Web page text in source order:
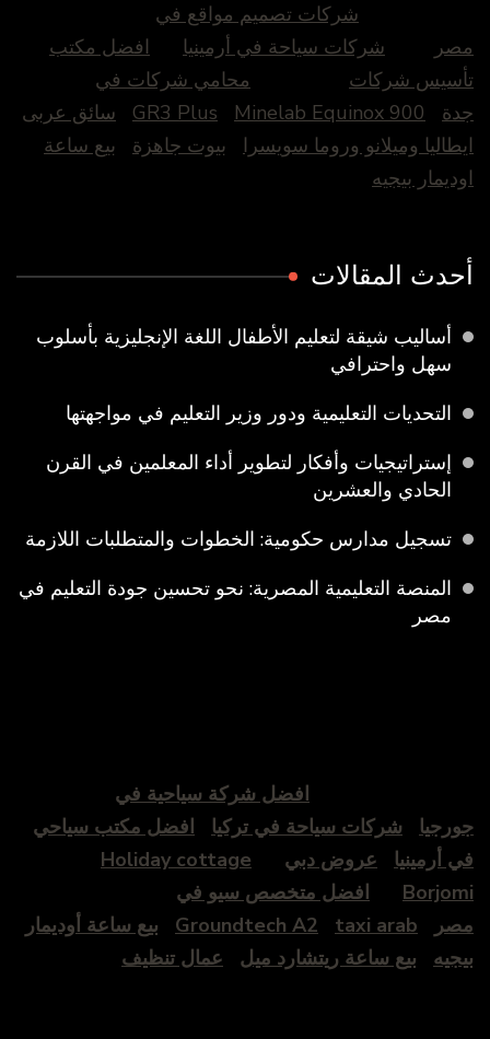
شركات تصميم مواقع في
شركات سياحة في أرمينيا
افضل مكتب
شركات
محامي شركات في
GR3 Plus Minelab Equinox 900
سائق عربى
وميلانو وروما سويسرا
بيوت جاهزة
بيع ساعة
بيجيه
المقالات
أساليب شيقة لتعليم الأطفال اللغة الإنجليزية بأسلوب
سهل واحترافي
التحديات التعليمية ودور وزير التعليم في مواجهتها
إستراتيجيات وأفكار لتطوير أداء المعلمين في القرن
الحادي والعشرين
تسجيل مدارس حكومية: الخطوات والمتطلبات اللازمة
المنصة التعليمية المصرية: نحو تحسين جودة التعليم في
مصر
افضل شركة سياحية في
شركات سياحة في تركيا
افضل مكتب سياحي
أرمينيا
عروض دبي
Holiday cottage
افضل متخصص سيو في
Groundtech A2 taxi arab
بيع ساعة أوديمار
بيع ساعة ريتشارد ميل عمال تنظيف